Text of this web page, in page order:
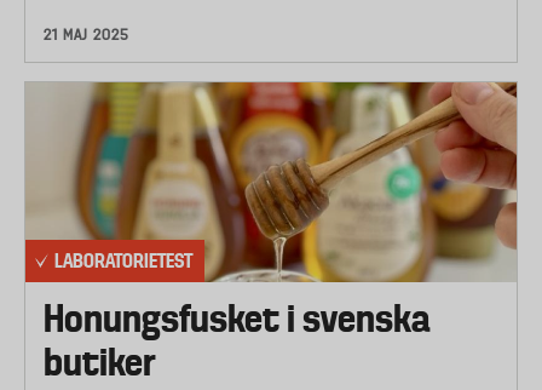
21 MAJ 2025
LABORATORIETEST
Honungsfusket i svenska
butiker